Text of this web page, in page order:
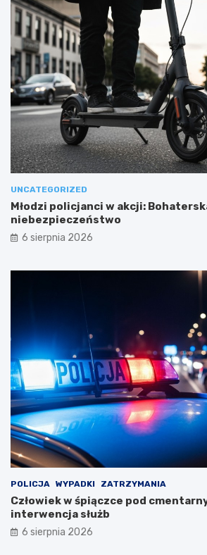
UNCATEGORIZED
Młodzi policjanci w akcji:
niebezpieczeństwo
6 sierpnia 2026
POLICJA WYPADKI ZATRZYMANIA
Człowiek w śpiączce pod
interwencja służb
6 sierpnia 2026